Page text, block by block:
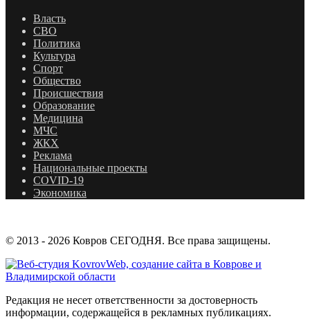
Власть
СВО
Политика
Культура
Спорт
Общество
Происшествия
Образование
Медицина
МЧС
ЖКХ
Реклама
Национальные проекты
COVID-19
Экономика
© 2013 - 2026 Ковров СЕГОДНЯ. Все права защищены.
Редакция не несет ответственности за достоверность
информации, содержащейся в рекламных публикациях.